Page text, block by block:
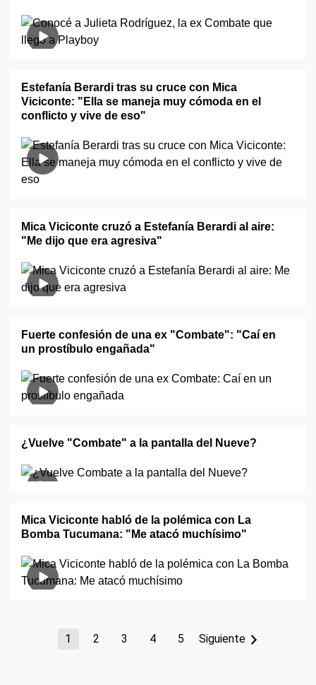
Estefanía Berardi tras su cruce con Mica
Viciconte: "Ella se maneja muy cómoda en el
conflicto y vive de eso"
Mica Viciconte cruzó a Estefanía Berardi al aire:
"Me dijo que era agresiva"
Fuerte confesión de una ex "Combate": "Caí en
un prostíbulo engañada"
¿Vuelve "Combate" a la pantalla del Nueve?
Mica Viciconte habló de la polémica con La
Bomba Tucumana: "Me atacó muchísimo"
1 2 3 4 5 Siguiente